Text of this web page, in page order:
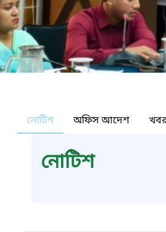
নোটিশ অফিস আদেশ
নোটিশ